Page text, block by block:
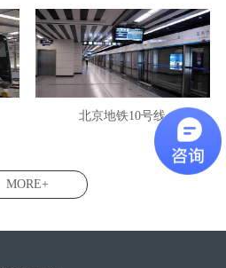
北京地铁10号线
MORE+